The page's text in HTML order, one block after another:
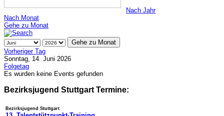
Nach Jahr
Nach Monat
Gehe zu Monat
Gehe zu Monat
Vorheriger Tag
Sonntag, 14. Juni 2026
Folgetag
Es wurden keine Events gefunden
Bezirksjugend Stuttgart Termine:
Bezirksjugend Stuttgart